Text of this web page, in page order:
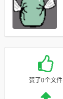
赞了0个文件